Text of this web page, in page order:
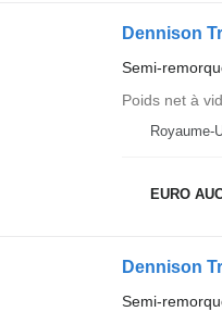
Dennison
Semi-
Poids net à
Royaume-
EURO
Dennison
Semi-